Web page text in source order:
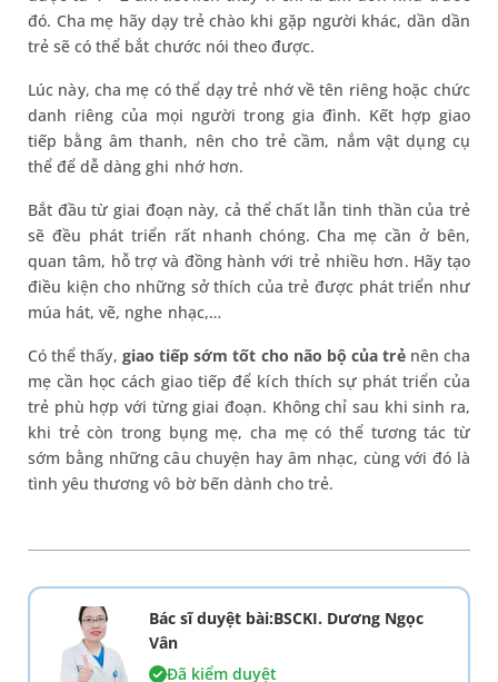
đó. Cha mẹ hãy dạy trẻ chào khi gặp người khác, dần dần
trẻ sẽ có thể bắt chước nói theo được.
Lúc này, cha mẹ có thể dạy trẻ nhớ về tên riêng hoặc chức
danh riêng của mọi người trong gia đình. Kết hợp giao
tiếp bằng âm thanh, nên cho trẻ cầm, nắm vật dụng cụ
thể để dễ dàng ghi nhớ hơn.
Bắt đầu từ giai đoạn này, cả thể chất lẫn tinh thần của trẻ
sẽ đều phát triển rất nhanh chóng. Cha mẹ cần ở bên,
quan tâm, hỗ trợ và đồng hành với trẻ nhiều hơn. Hãy tạo
điều kiện cho những sở thích của trẻ được phát triển như
múa hát, vẽ, nghe nhạc,…
Có thể thấy, giao tiếp sớm tốt cho não bộ của trẻ nên cha
mẹ cần học cách giao tiếp để kích thích sự phát triển của
trẻ phù hợp với từng giai đoạn. Không chỉ sau khi sinh ra,
khi trẻ còn trong bụng mẹ, cha mẹ có thể tương tác từ
sớm bằng những câu chuyện hay âm nhạc, cùng với đó là
tình yêu thương vô bờ bến dành cho trẻ.
Bác sĩ duyệt bài:BSCKI. Dương Ngọc
Vân
Đã kiểm duyệt